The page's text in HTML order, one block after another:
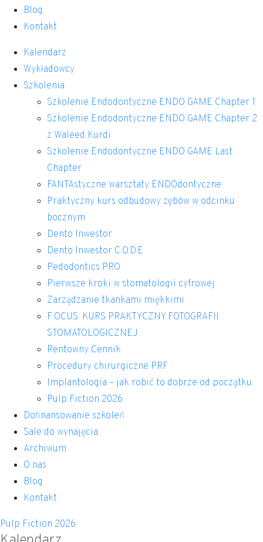
Blog
Kontakt
Kalendarz
Wykładowcy
Szkolenia
Szkolenie Endodontyczne ENDO GAME Chapter 1
Szkolenie Endodontyczne ENDO GAME Chapter 2
z Waleed Kurdi
Szkolenie Endodontyczne ENDO GAME Last
Chapter
FANTAstyczne warsztaty ENDOdontyczne
Praktyczny kurs odbudowy zębów w odcinku
bocznym
Dento Inwestor
Dento Inwestor C.O.D.E.
Pedodontics PRO
Pierwsze kroki w stomatologii cyfrowej
Zarządzanie tkankami miękkimi
F:OCUS: KURS PRAKTYCZNY FOTOGRAFII
STOMATOLOGICZNEJ
Rentowny Cennik
Procedury chirurgiczne PRF
Implantologia – jak robić to dobrze od początku
Pulp Fiction 2026
Dofinansowanie szkoleń
Sale do wynajęcia
Archiwum
O nas
Blog
Kontakt
Pulp Fiction 2026